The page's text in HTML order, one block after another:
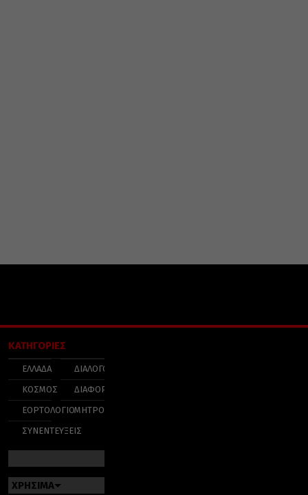
ΚΑΤΗΓΟΡΙΕΣ
ΕΛΛΑΔΑ
ΚΟΣΜΟΣ
ΕΟΡΤΟΛΟΓΙΟ
ΣΥΝΕΝΤΕΥΞΕΙΣ
ΔΙΑΛΟΓΟΣ
ΔΙΑΦΟΡΑ
ΜΗΤΡΟΠΟΛΕΙΣ
ΧΡΗΣΙΜΑ